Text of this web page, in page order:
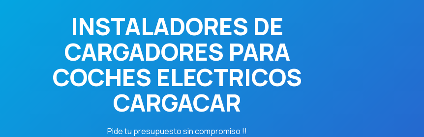
INSTALADORES DE
CARGADORES PARA
COCHES ELECTRICOS
CARGACAR
Pide tu presupuesto sin compromiso !!